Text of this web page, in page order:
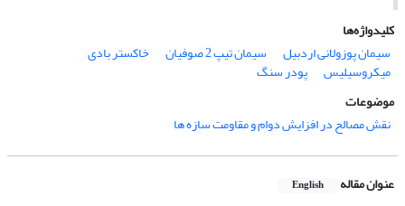
کلیدواژه‌ها
سیمان پوزولانی اردبیل
سیمان تیپ 2 صوفیان خاکستر بادی
میکروسیلیس
پودر سنگ
موضوعات
نقش مصالح در افزایش دوام و مقاومت سازه ها
عنوان مقاله English